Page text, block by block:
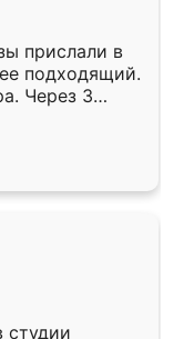
прислали в
подходящий.
Через 3
Остались
студии